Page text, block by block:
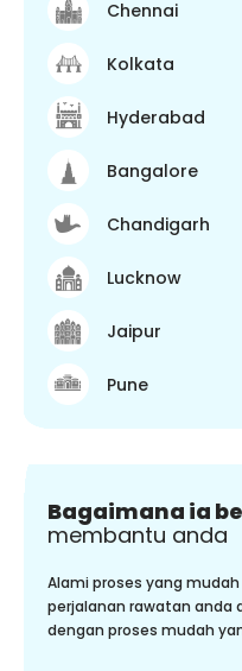
Chennai
Kolkata
Hyderabad
Bangalore
Chandigarh
Lucknow
Jaipur
Pune
Bagaimana ia
membantu anda
Alami proses yang
perjalanan rawatan anda
dengan proses mudah